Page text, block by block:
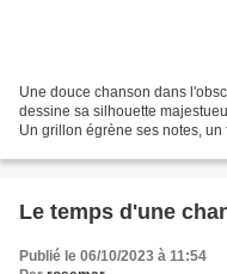
Une douce chanson dans
dessine sa silhouette
Un grillon égrène ses notes, un
Le temps d'une
Publié le 06/10/2023 à 11:54